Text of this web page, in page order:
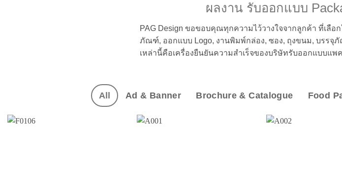
ผลงาน รับออกแบบ
PAG Design ขอขอบคุณทุกความไว้วางใจจากลูกค้า ที่เลือ
ภัณฑ์, ออกแบบ Logo, งานพิมพ์กล่อง, ซอง, ถุงขนม, บรรจุ
เหล่านี้คือเครื่องยืนยันความสำเร็จของบริษัทรับออกแบบแพค
All Ad & Banner Brochure & Catalogue Food